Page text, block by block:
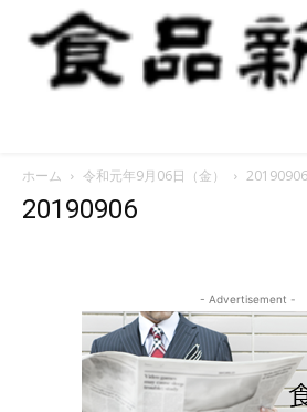
ホーム 令和元年9月06日（金） 20190906
20190906
- Advertisement -